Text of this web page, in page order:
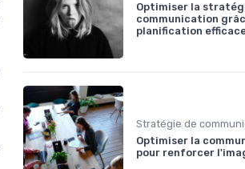
Optimiser la
communication
planification
Optimiser la
pour renforcer